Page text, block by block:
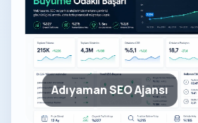
Adıyaman SEO Ajansı